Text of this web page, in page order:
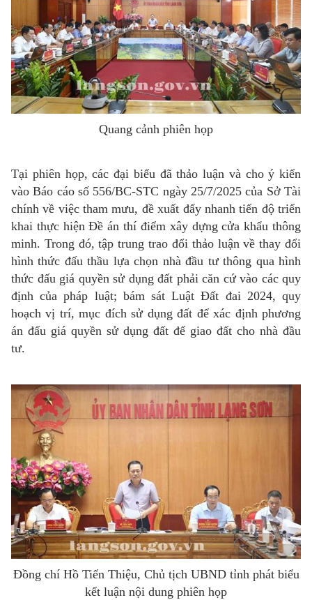
Quang cảnh phiên họp
Tại phiên họp, các đại biểu đã thảo luận và cho ý kiến
vào Báo cáo số 556/BC-STC ngày 25/7/2025 của Sở Tài
chính về việc tham mưu, đề xuất đẩy nhanh tiến độ triển
khai thực hiện Đề án thí điểm xây dựng cửa khẩu thông
minh. Trong đó, tập trung trao đổi thảo luận về thay đổi
hình thức đấu thầu lựa chọn nhà đầu tư thông qua hình
thức đấu giá quyền sử dụng đất phải căn cứ vào các quy
định của pháp luật; bám sát Luật Đất đai 2024, quy
hoạch vị trí, mục đích sử dụng đất để xác định phương
án đấu giá quyền sử dụng đất để giao đất cho nhà đầu
tư.
Đồng chí Hồ Tiến Thiệu, Chủ tịch UBND tỉnh phát biểu
kết luận nội dung phiên họp